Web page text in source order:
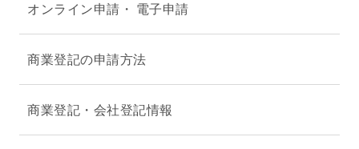
オンライン申請・ 電子申請
商業登記の申請方法
商業登記・会社登記情報